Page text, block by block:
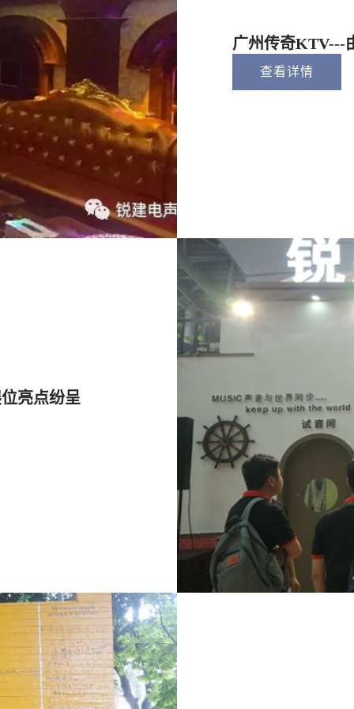
广州传奇KTV---
查看详情
亮点纷呈